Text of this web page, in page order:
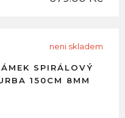
neni skladem
SPIRÁLOVÝ
150CM 8MM